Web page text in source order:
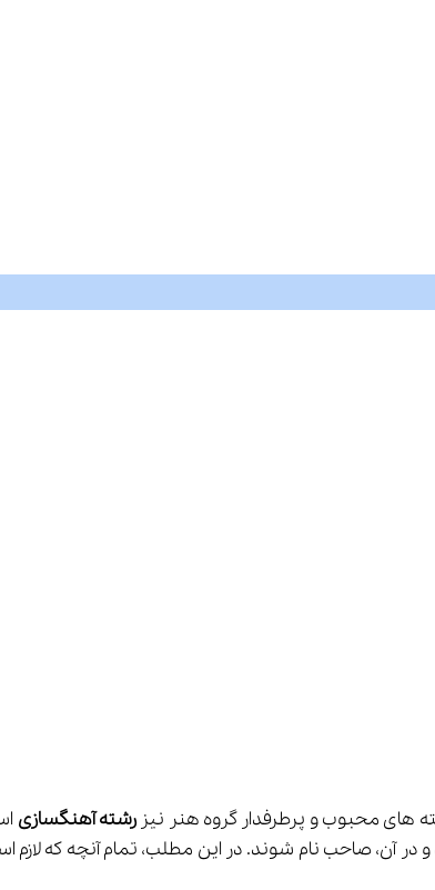
رشته آهنگسازی
در آن، صاحب نام شوند. در این مطلب، تمام آنچه که لازم